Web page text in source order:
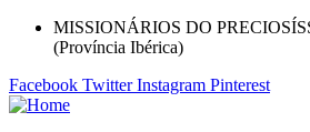
MISSIONÁRIOS DO
(Província Ibérica)
Facebook Twitter Instagram Pinterest